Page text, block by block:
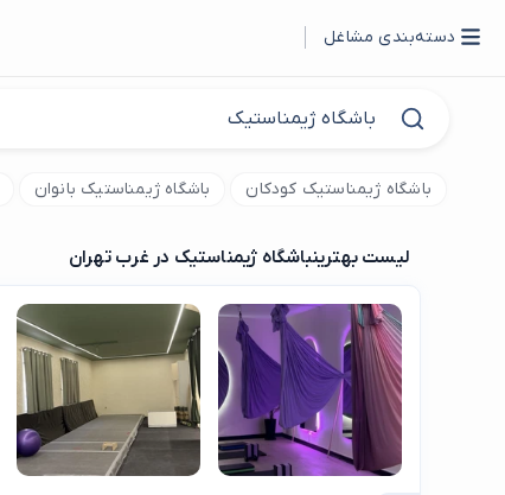
دسته‌بندی مشاغل
باشگاه ژیمناستیک کودکان باشگاه ژیمناستیک بانوان
لیست بهترینباشگاه ژیمناستیک در غرب تهران